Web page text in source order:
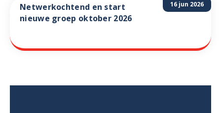
16 jun 2026
Netwerkochtend en start
nieuwe groep oktober 2026